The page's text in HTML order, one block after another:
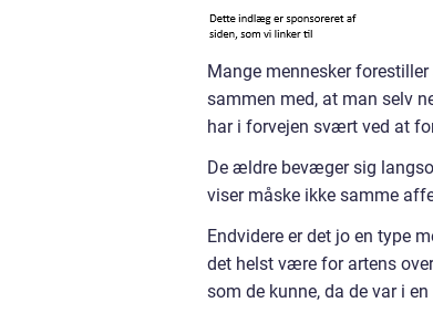
Mange mennesker
sammen med, at man selv
har i forvejen svært ved at
De ældre bevæger sig
viser måske ikke samme
Endvidere er det jo en type
det helst være for artens
som de kunne, da de var i